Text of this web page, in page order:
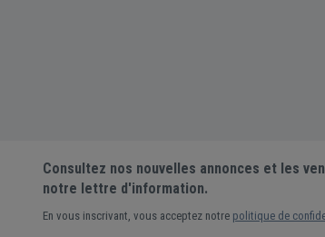
Consultez nos nouvelles annonces et les
notre lettre d'information.
En vous inscrivant, vous acceptez notre politique de